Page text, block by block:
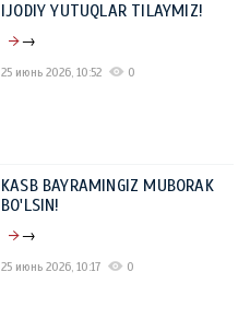
IJODIY YUTUQLAR TILAYMIZ!
→
25 июнь 2026, 10:52 0
KASB BAYRAMINGIZ MUBORAK
BO'LSIN!
→
25 июнь 2026, 10:17 0